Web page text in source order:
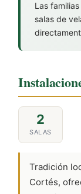
Las
salas de
2
SALAS
Tradición
Cortés,